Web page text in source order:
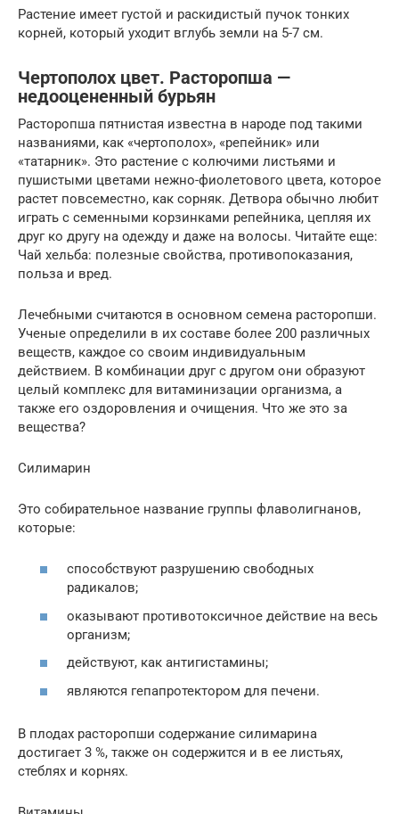
Растение имеет густой и раскидистый пучок тонких
корней, который уходит вглубь земли на 5-7 см.
Чертополох цвет. Расторопша —
недооцененный бурьян
Расторопша пятнистая известна в народе под такими
названиями, как «чертополох», «репейник» или
«татарник». Это растение с колючими листьями и
пушистыми цветами нежно-фиолетового цвета, которое
растет повсеместно, как сорняк. Детвора обычно любит
играть с семенными корзинками репейника, цепляя их
друг ко другу на одежду и даже на волосы. Читайте еще:
Чай хельба: полезные свойства, противопоказания,
польза и вред.
Лечебными считаются в основном семена расторопши.
Ученые определили в их составе более 200 различных
веществ, каждое со своим индивидуальным
действием. В комбинации друг с другом они образуют
целый комплекс для витаминизации организма, а
также его оздоровления и очищения. Что же это за
вещества?
Силимарин
Это собирательное название группы флаволигнанов,
которые:
способствуют разрушению свободных
радикалов;
оказывают противотоксичное действие на весь
организм;
действуют, как антигистамины;
являются гепапротектором для печени.
В плодах расторопши содержание силимарина
достигает 3 %, также он содержится и в ее листьях,
стеблях и корнях.